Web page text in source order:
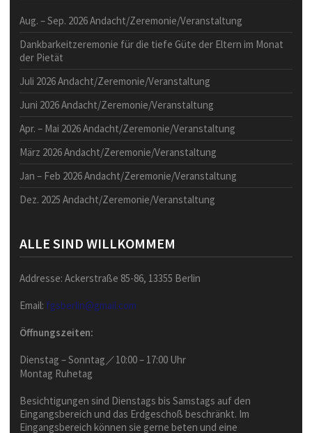
Aug. – Sep. 2026 Andacht/Zeremonie/Veranstaltung
Dankbarkeitzeremonie für die tiefe Güte der Eltern im Monat
der Pietät
Juli 2026 Andacht/Zeremonie/Veranstaltung
Juni 2026 Andacht/Zeremonie/Veranstaltung
Apr. – Mai 2026 Andacht/Zeremonie/Veranstaltung
März 2026 Andacht/Zeremonie/Veranstaltung
Jan – Feb 2026 Andacht/Zeremonie/Veranstaltung
Dez. 2025 Andacht/Zeremonie/Veranstaltung
ALLE SIND WILLKOMMEM
Addresse: Ackerstraße 85-86, 13355 Berlin
Email: fgsberlin@gmail.com
Öffnungszeiten:
Dienstag – Sonntag／10:00 – 17:00 Uhr
Montag Ruhetag
Besichtigungen sind Dienstags bis Samstags auf den
Eingangsbereich und das Erdgeschoß beschränkt. Im
Eingangsbereich können sie gerne beten und eine